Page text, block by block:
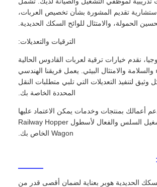
تقديم المشورة بشأن تخصيص العربات،
الحمولة، والامتثال للوائح السكك الحديدية.
الترقيات والتعديلات:
نقدم خيارات ترقية لعربات القادوس الحالية
والسلامة والامتثال البيئي. يعمل فريقنا الهندسي
لتنفيذ التعديلات التي تلبي متطلبات النقل
المحددة الخاصة بك.
أعمالك بمنتجات وخدمات يمكن الاعتماد عليها
والتي تضمن التشغيل السلس والفعال لأسطول Railway Hopper
Wagon الخاص بك.
الحديدية هوبر بعناية لضمان أقصى قدر من